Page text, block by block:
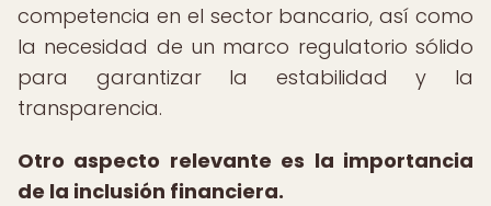
competencia en el sector bancario, así como
la necesidad de un marco regulatorio sólido
para garantizar la estabilidad y la
transparencia.
Otro aspecto relevante es la importancia
de la inclusión financiera.